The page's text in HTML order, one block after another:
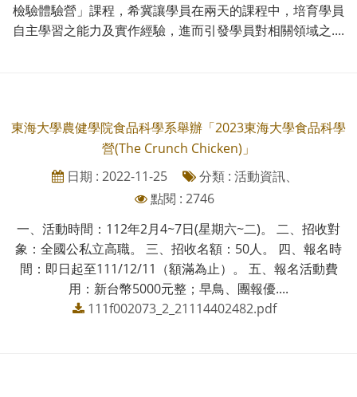
檢驗體驗營」課程，希冀讓學員在兩天的課程中，培育學員
自主學習之能力及實作經驗，進而引發學員對相關領域之....
東海大學農健學院食品科學系舉辦「2023東海大學食品科學
營(The Crunch Chicken)」
日期 : 2022-11-25
分類 : 活動資訊、
點閱 : 2746
一、活動時間：112年2月4~7日(星期六~二)。 二、招收對
象：全國公私立高職。 三、招收名額：50人。 四、報名時
間：即日起至111/12/11（額滿為止）。 五、報名活動費
用：新台幣5000元整；早鳥、團報優....
111f002073_2_21114402482.pdf